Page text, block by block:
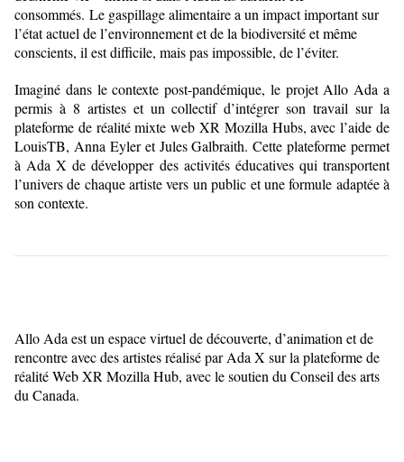
consommés. Le gaspillage alimentaire a un impact important sur
l’état actuel de l’environnement et de la biodiversité et même
conscients, il est difficile, mais pas impossible, de l’éviter.
Imaginé dans le contexte post-pandémique, le projet Allo Ada a
permis à 8 artistes et un collectif d’intégrer son travail sur la
plateforme de réalité mixte web XR Mozilla Hubs, avec l’aide de
LouisTB, Anna Eyler et Jules Galbraith. Cette plateforme permet
à Ada X de développer des activités éducatives qui transportent
l’univers de chaque artiste vers un public et une formule adaptée à
son contexte.
Allo Ada est un espace virtuel de découverte, d’animation et de
rencontre avec des artistes réalisé par Ada X sur la plateforme de
réalité Web XR Mozilla Hub, avec le soutien du Conseil des arts
du Canada.